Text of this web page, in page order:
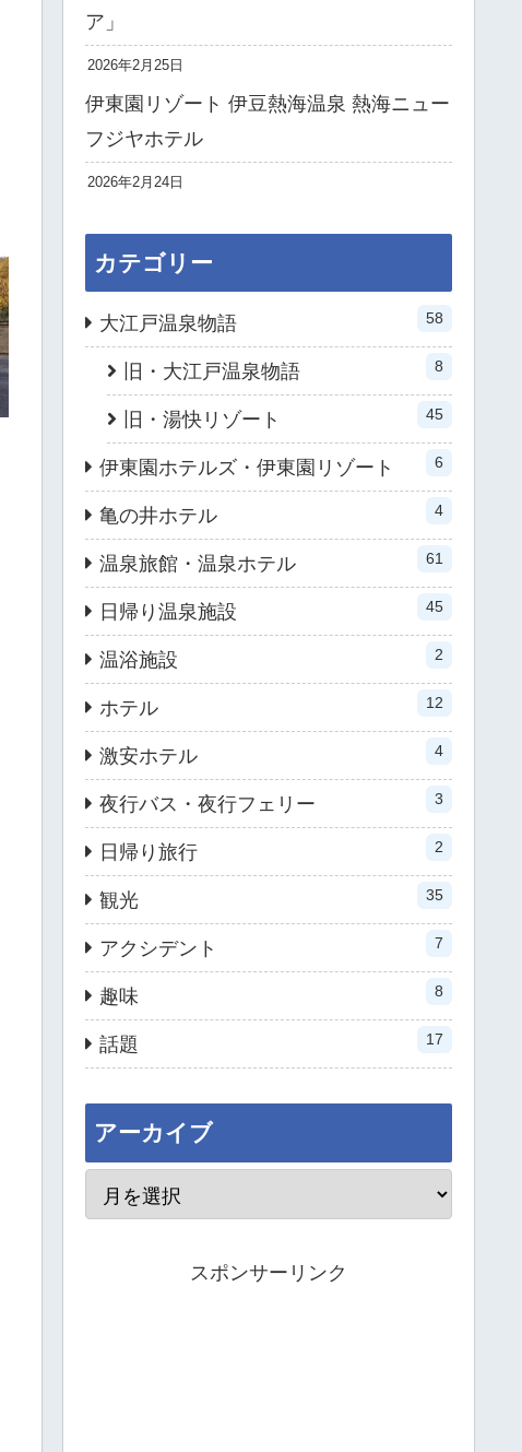
ア」
2026年2月25日
伊東園リゾート 伊豆熱海温泉 熱海ニュー
フジヤホテル
2026年2月24日
カテゴリー
大江戸温泉物語 58
旧・大江戸温泉物語 8
旧・湯快リゾート 45
伊東園ホテルズ・伊東園リゾート 6
亀の井ホテル 4
温泉旅館・温泉ホテル 61
日帰り温泉施設 45
温浴施設 2
ホテル 12
激安ホテル 4
夜行バス・夜行フェリー 3
日帰り旅行 2
観光 35
アクシデント 7
趣味 8
話題 17
アーカイブ
スポンサーリンク